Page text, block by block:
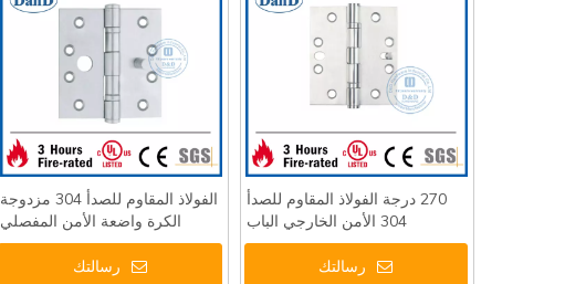
الفولاذ المقاوم للصدأ 304 مزدوجة
الكرة واضعة الأمن المفصلي
للمباني شقة DDSS015
رسالتك
270 درجة الفولاذ المقاوم للصدأ
304 الأمن الخارجي الباب
المفصلي- DDSS015-B
رسالتك